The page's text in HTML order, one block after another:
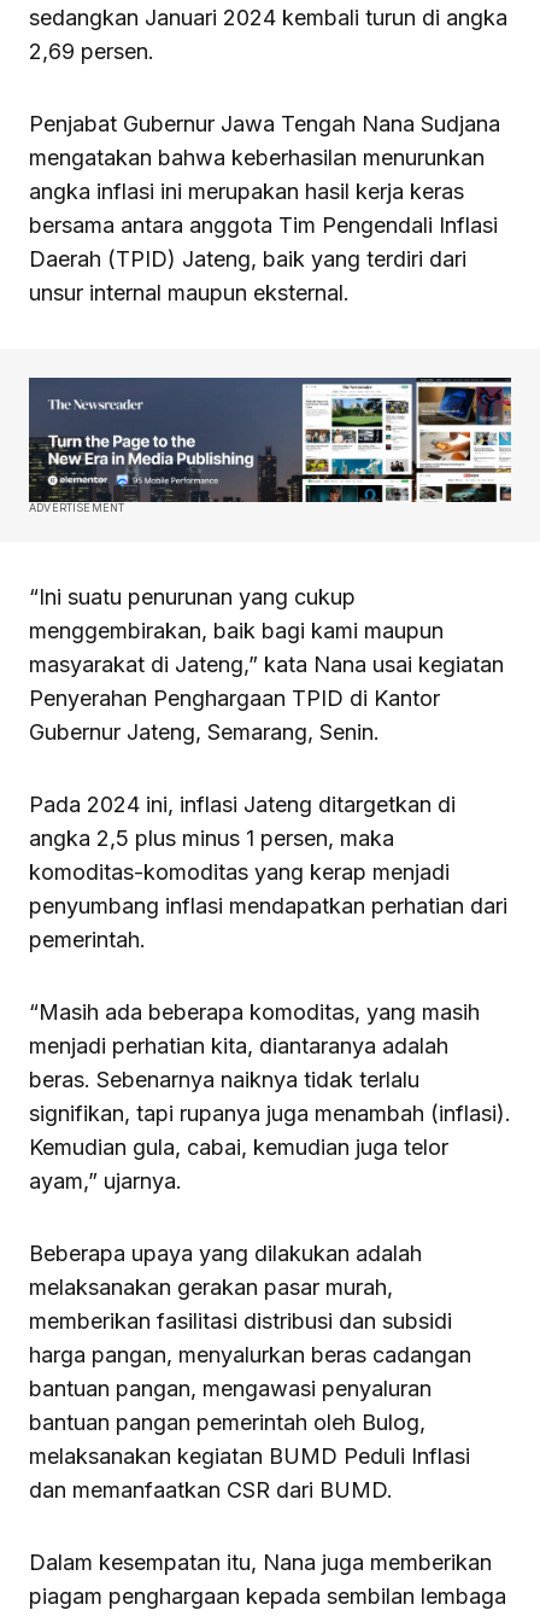
sedangkan Januari 2024 kembali turun di angka
2,69 persen.
Penjabat Gubernur Jawa Tengah Nana Sudjana
mengatakan bahwa keberhasilan menurunkan
angka inflasi ini merupakan hasil kerja keras
bersama antara anggota Tim Pengendali Inflasi
Daerah (TPID) Jateng, baik yang terdiri dari
unsur internal maupun eksternal.
ADVERTISEMENT
“Ini suatu penurunan yang cukup
menggembirakan, baik bagi kami maupun
masyarakat di Jateng,” kata Nana usai kegiatan
Penyerahan Penghargaan TPID di Kantor
Gubernur Jateng, Semarang, Senin.
Pada 2024 ini, inflasi Jateng ditargetkan di
angka 2,5 plus minus 1 persen, maka
komoditas-komoditas yang kerap menjadi
penyumbang inflasi mendapatkan perhatian dari
pemerintah.
“Masih ada beberapa komoditas, yang masih
menjadi perhatian kita, diantaranya adalah
beras. Sebenarnya naiknya tidak terlalu
signifikan, tapi rupanya juga menambah (inflasi).
Kemudian gula, cabai, kemudian juga telor
ayam,” ujarnya.
Beberapa upaya yang dilakukan adalah
melaksanakan gerakan pasar murah,
memberikan fasilitasi distribusi dan subsidi
harga pangan, menyalurkan beras cadangan
bantuan pangan, mengawasi penyaluran
bantuan pangan pemerintah oleh Bulog,
melaksanakan kegiatan BUMD Peduli Inflasi
dan memanfaatkan CSR dari BUMD.
Dalam kesempatan itu, Nana juga memberikan
piagam penghargaan kepada sembilan lembaga